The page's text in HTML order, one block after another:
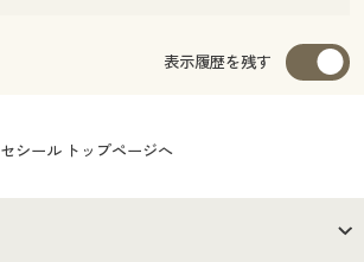
表示履歴を残す
セシール トップページへ